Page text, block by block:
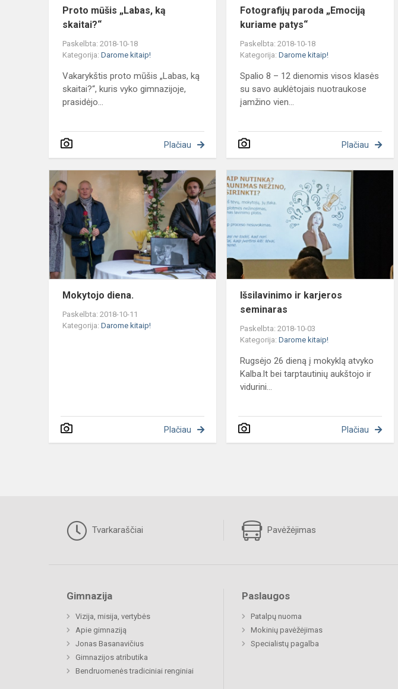
Proto mūšis „Labas, ką
skaitai?“
Paskelbta: 2018-10-18
Kategorija: Darome kitaip!
Vakarykštis proto mūšis „Labas, ką
skaitai?“, kuris vyko gimnazijoje,
prasidėjo...
Plačiau
Fotografijų paroda „Emociją
kuriame patys“
Paskelbta: 2018-10-18
Kategorija:Darome kitaip!
Spalio 8 – 12 dienomis visos klasės
su savo auklėtojais nuotraukose
įamžino vien...
Plačiau
Mokytojo
diena.
Mokytojo diena.
Paskelbta: 2018-10-11
Kategorija: Darome kitaip!
Plačiau
Išsilavinimo ir karjeros
seminaras
Paskelbta: 2018-10-03
Kategorija:Darome kitaip!
Rugsėjo 26 dieną į mokyklą atvyko
Kalba.lt bei tarptautinių aukštojo ir
vidurini...
Plačiau
Tvarkaraščiai Pavėžėjimas
Gimnazija
Vizija, misija, vertybės
Apie gimnaziją
Jonas Basanavičius
Gimnazijos atributika
Bendruomenės tradiciniai renginiai
Paslaugos
Patalpų nuoma
Mokinių pavėžėjimas
Specialistų pagalba